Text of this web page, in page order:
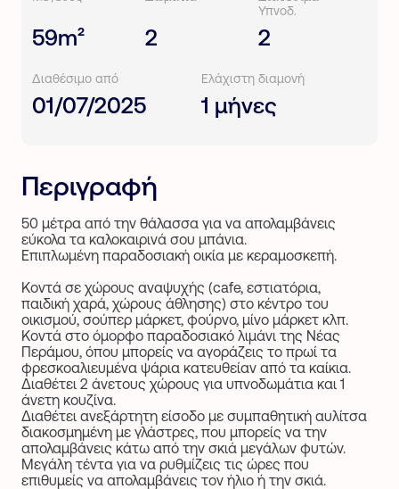
Περιγραφή
50 μέτρα από την θάλασσα για να απολαμβάνεις
εύκολα τα καλοκαιρινά σου μπάνια.‎
Επιπλωμένη παραδοσιακή οικία με κεραμοσκεπή.‎
Κοντά σε χώρους αναψυχής (cafe, εστιατόρια,
παιδική χαρά, χώρους άθλησης) στο κέντρο ‎του
οικισμού, σούπερ μάρκετ, φούρνο, μίνο μάρκετ κλπ.‎
Κοντά στο όμορφο παραδοσιακό λιμάνι της Νέας
Περάμου, όπου μπορείς να αγοράζεις το ‎πρωί τα
φρεσκοαλιευμένα ψάρια κατευθείαν από τα καίκια.‎
Διαθέτει 2 άνετους χώρους για υπνοδωμάτια και 1
άνετη κουζίνα.‎
Διαθέτει ανεξάρτητη είσοδο με συμπαθητική αυλίτσα
διακοσμημένη με γλάστρες, που ‎μπορείς να την
απολαμβάνεις κάτω από την σκιά μεγάλων φυτών.‎
Μεγάλη τέντα για να ρυθμίζεις τις ώρες που
επιθυμείς να απολαμβάνεις τον ήλιο ή την σκιά.‎
59m² 2
Υπνοδ.
2
Διαθέσιμο από
01/07/2025
Ελάχιστη διαμονή
1 μήνες